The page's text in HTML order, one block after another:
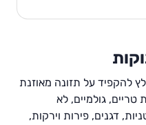
להקפיד על תזונה מאוזנת
טריים, גולמיים, לא
דגנים, פירות וירקות,